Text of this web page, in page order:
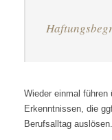
Wieder einmal führen
Erkenntnissen, die
Berufsalltag auslösen.